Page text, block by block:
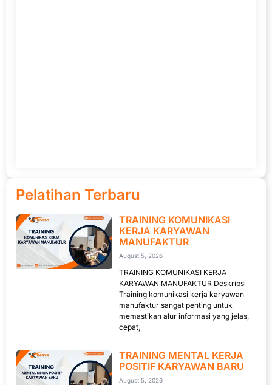
Pelatihan Terbaru
TRAINING KOMUNIKASI
KERJA KARYAWAN
MANUFAKTUR
August 5, 2026
TRAINING KOMUNIKASI KERJA
KARYAWAN MANUFAKTUR Deskripsi
Training komunikasi kerja karyawan
manufaktur sangat penting untuk
memastikan alur informasi yang jelas,
cepat,
TRAINING MENTAL KERJA
POSITIF KARYAWAN BARU
August 5, 2026